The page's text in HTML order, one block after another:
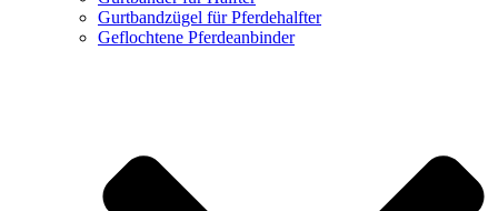
Gurtbandzügel für Pferdehalfter
Geflochtene Pferdeanbinder